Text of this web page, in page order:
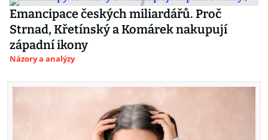
Emancipace českých miliardářů. Proč
Strnad, Křetínský a Komárek nakupují
západní ikony
Názory a analýzy